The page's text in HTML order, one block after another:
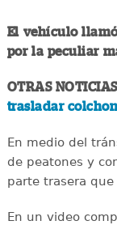
El vehículo
por la peculiar
OTRAS
trasladar
En medio del
de peatones y
parte trasera
En un video